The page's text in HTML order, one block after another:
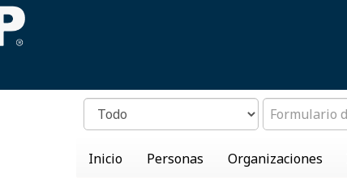
Inicio Personas Organizaciones